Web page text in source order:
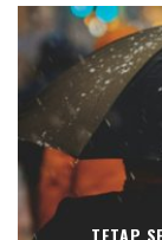
TETAP